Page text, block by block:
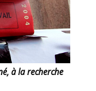
à la recherche